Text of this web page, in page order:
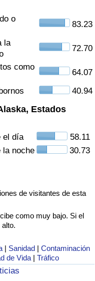
o
83.23
la
72.70
como
64.07
40.94
Estados
el día
58.11
la noche
30.73
de visitantes de esta
como muy bajo. Si el
| Sanidad |Contaminación
de Vida |Tráfico